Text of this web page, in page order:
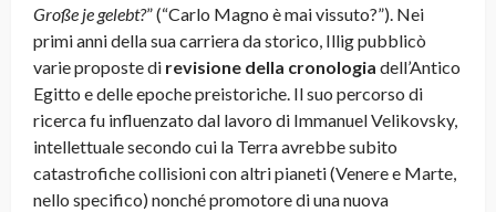
Große je gelebt?” (“Carlo Magno è mai vissuto?”). Nei
primi anni della sua carriera da storico, Illig pubblicò
varie proposte di revisione della cronologia dell’Antico
Egitto e delle epoche preistoriche. Il suo percorso di
ricerca fu influenzato dal lavoro di Immanuel Velikovsky,
intellettuale secondo cui la Terra avrebbe subito
catastrofiche collisioni con altri pianeti (Venere e Marte,
nello specifico) nonché promotore di una nuova